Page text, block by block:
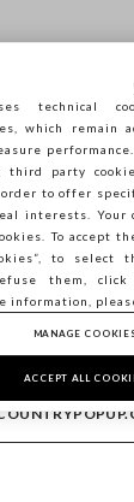
S.p.A. P.Iva
290.923.470 -
CONFIRMĂ
technical
which remain
third party
to offer
interests. Your
To accept
to select
them, click
information,
MANAGE
ACCEPT ALL